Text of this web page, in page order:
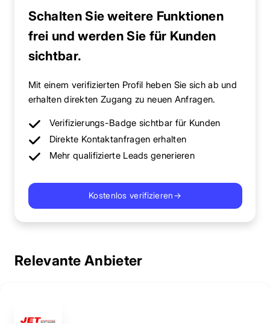
Schalten Sie weitere Funktionen
frei und werden Sie für Kunden
sichtbar.
Mit einem verifizierten Profil heben Sie sich ab und
erhalten direkten Zugang zu neuen Anfragen.
Verifizierungs-Badge sichtbar für Kunden
Direkte Kontaktanfragen erhalten
Mehr qualifizierte Leads generieren
Kostenlos verifizieren→
Relevante Anbieter